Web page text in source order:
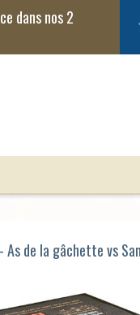
As de la gâchette vs